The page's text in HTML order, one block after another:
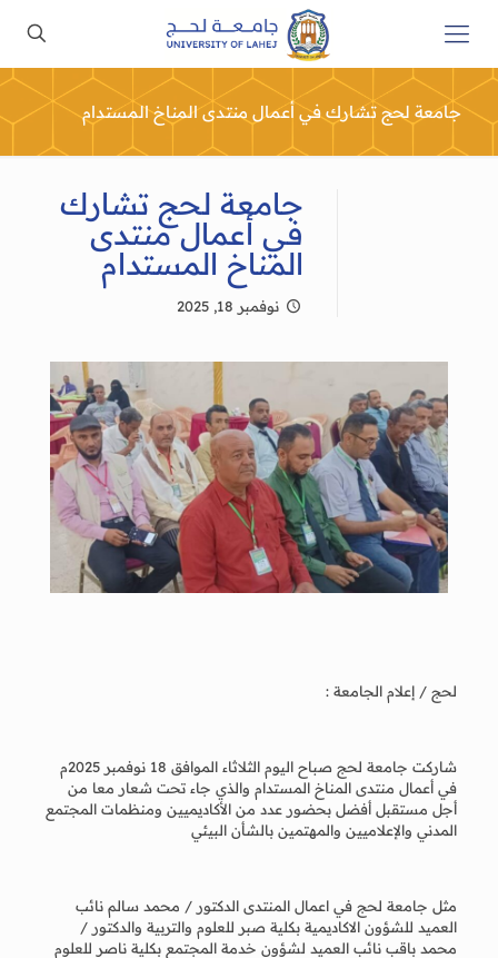
جامعة لحج تشارك في أعمال منتدى المناخ المستدام
جامعة لحج تشارك
في أعمال منتدى
المناخ المستدام
نوفمبر 18, 2025
لحج / إعلام الجامعة :
شاركت جامعة لحج صباح اليوم الثلاثاء الموافق 18 نوفمبر 2025م
في أعمال منتدى المناخ المستدام والذي جاء تحت شعار معا من
أجل مستقبل أفضل بحضور عدد من الأكاديميين ومنظمات المجتمع
المدني والإعلاميين والمهتمين بالشأن البيئي
مثل جامعة لحج في اعمال المنتدى الدكتور / محمد سالم نائب
العميد للشؤون الاكاديمية بكلية صبر للعلوم والتربية والدكتور /
محمد باقب نائب العميد لشؤون خدمة المجتمع بكلية ناصر للعلوم